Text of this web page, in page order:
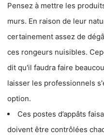
Pensez à mettre les
murs. En raison de leur
certainement assez de
ces rongeurs nuisibles.
dit qu'il faudra faire
laisser les professionnels
option.
Ces postes d’appâts
doivent être contrôlées